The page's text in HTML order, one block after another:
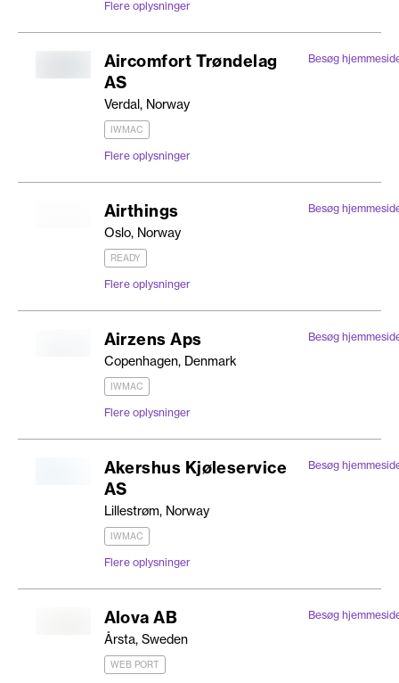
Flere oplysninger
Aircomfort Trøndelag
AS
Verdal, Norway
IWMAC
Flere oplysninger
Besøg
Airthings
Oslo, Norway
READY
Flere oplysninger
Besøg
Airzens Aps
Copenhagen, Denmark
IWMAC
Flere oplysninger
Besøg
Akershus Kjøleservice
AS
Lillestrøm, Norway
IWMAC
Flere oplysninger
Besøg
Alova AB
Årsta, Sweden
WEB PORT
Besøg